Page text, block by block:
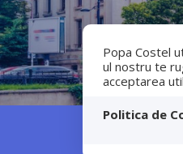
Popa Costel
ul nostru te
acceptarea
Politica de